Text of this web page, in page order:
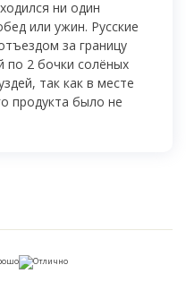
ни один
или ужин. Русские
за границу
по 2 бочки солёных
так как в месте
продукта было не